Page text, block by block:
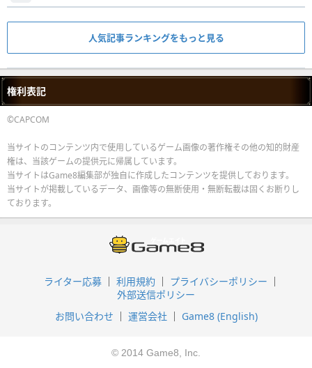
人気記事ランキングをもっと見る
権利表記
©CAPCOM
当サイトのコンテンツ内で使用しているゲーム画像の著作権その他の知的財産
権は、当該ゲームの提供元に帰属しています。
当サイトはGame8編集部が独自に作成したコンテンツを提供しております。
当サイトが掲載しているデータ、画像等の無断使用・無断転載は固くお断りし
ております。
ライター応募 利用規約
プライバシーポリシー
外部送信ポリシー
お問い合わせ
運営会社 Game8 (English)
© 2014 Game8, Inc.